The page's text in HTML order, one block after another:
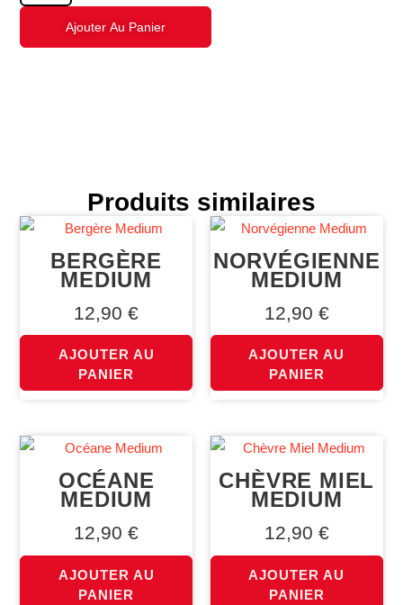
Ajouter Au Panier
Produits similaires
BERGÈRE
MEDIUM
12,90€
AJOUTER AU
PANIER
NORVÉGIENNE
MEDIUM
12,90 €
AJOUTER AU
PANIER
OCÉANE
MEDIUM
12,90€
AJOUTER AU
PANIER
CHÈVRE MIEL
MEDIUM
12,90 €
AJOUTER AU
PANIER